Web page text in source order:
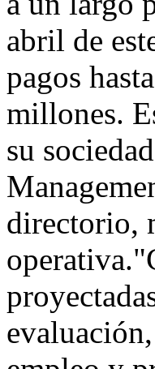
abril de
pagos
millones.
su
directorio,